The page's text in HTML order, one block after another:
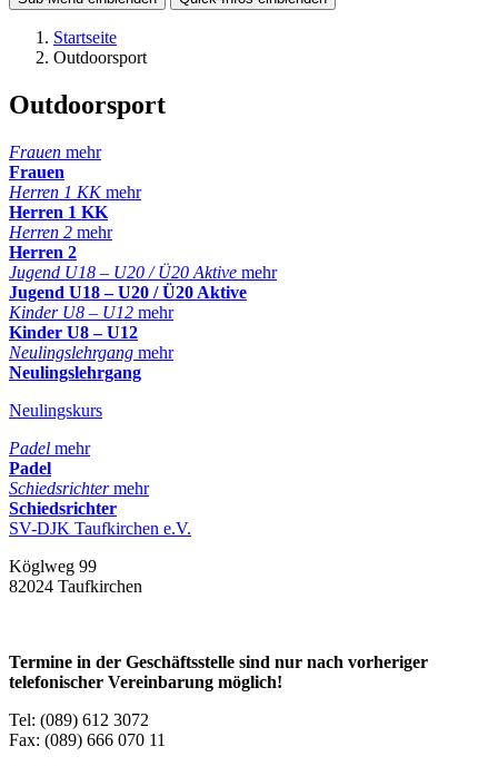
Startseite
Outdoorsport
Outdoorsport
Frauen mehr
Frauen
Herren 1 KK mehr
Herren 1 KK
Herren 2 mehr
Herren 2
Jugend U18 – U20 / Ü20 Aktive mehr
Jugend U18 – U20 / Ü20 Aktive
Kinder U8 – U12 mehr
Kinder U8 – U12
Neulingslehrgang mehr
Neulingslehrgang
Neulingskurs
Padel mehr
Padel
Schiedsrichter mehr
Schiedsrichter
SV-DJK Taufkirchen e.V.
Köglweg 99
82024 Taufkirchen
Termine in der Geschäftsstelle sind nur nach vorheriger
telefonischer Vereinbarung möglich!
Tel: (089) 612 3072
Fax: (089) 666 070 11